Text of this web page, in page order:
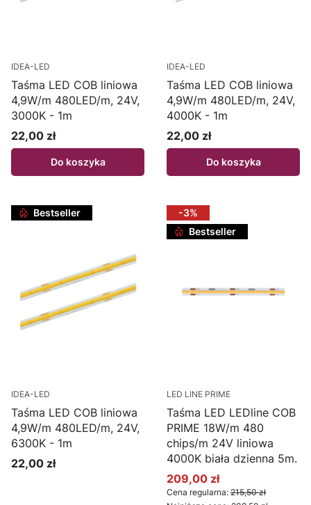
IDEA-LED
Taśma LED COB liniowa
4,9W/m 480LED/m, 24V,
3000K - 1m
Cena
22,00 zł
Do koszyka
IDEA-LED
Taśma LED COB liniowa
4,9W/m 480LED/m, 24V,
4000K - 1m
Cena
22,00 zł
Do koszyka
Bestseller
IDEA-LED
Taśma LED COB liniowa
4,9W/m 480LED/m, 24V,
6300K - 1m
Cena
22,00 zł
-3%
Bestseller
LED LINE PRIME
Taśma LED LEDline COB
PRIME 18W/m 480
chips/m 24V liniowa
4000K biała dzienna 5m.
Cena promocyjna
209,00 zł
Cena regularna: 215,50 zł